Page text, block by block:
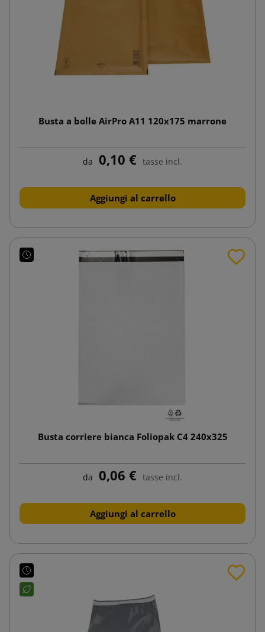
Busta a bolle AirPro A11 120x175 marrone
da 0,10 € tasse incl.
Aggiungi al carrello
Busta corriere bianca Foliopak C4 240x325
da 0,06 € tasse incl.
Aggiungi al carrello